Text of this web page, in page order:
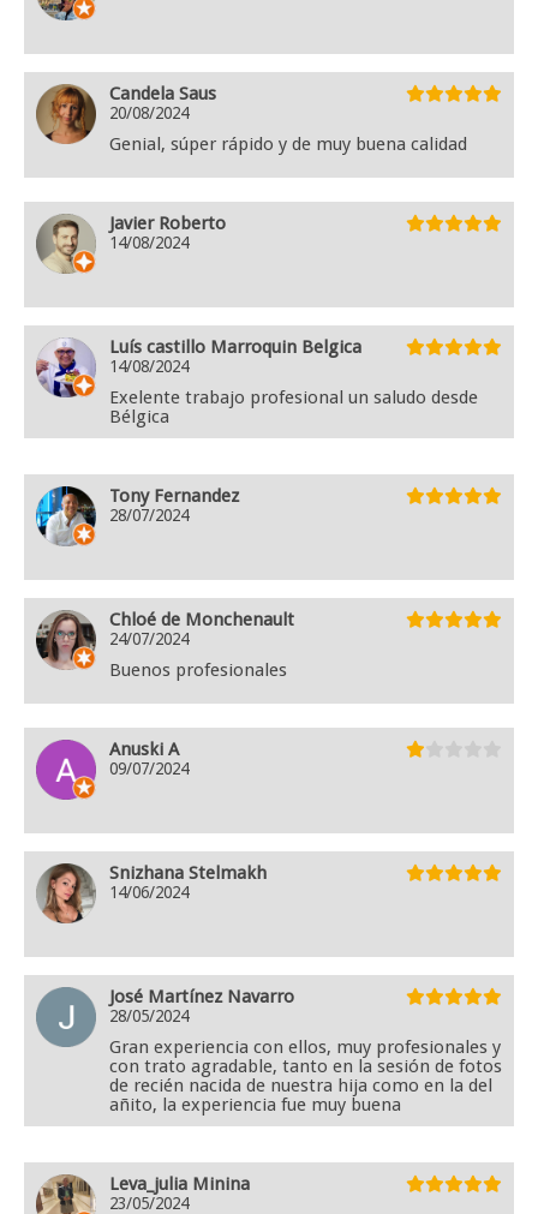
Candela Saus
20/08/2024
Genial, súper rápido y de muy buena calidad
Javier Roberto
14/08/2024
Luís castillo Marroquin Belgica
14/08/2024
Exelente trabajo profesional un saludo desde
Bélgica
Tony Fernandez
28/07/2024
Chloé de Monchenault
24/07/2024
Buenos profesionales
Anuski A
09/07/2024
Snizhana Stelmakh
14/06/2024
José Martínez Navarro
28/05/2024
Gran experiencia con ellos, muy profesionales y
con trato agradable, tanto en la sesión de fotos
de recién nacida de nuestra hija como en la del
añito, la experiencia fue muy buena
Leva_julia Minina
23/05/2024